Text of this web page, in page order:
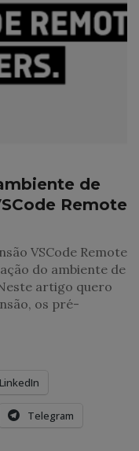
de
Remote
VSCode Remote
do ambiente de
artigo quero
os pré-
LinkedIn
Telegram